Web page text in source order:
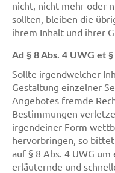
nicht, nicht mehr oder
sollten, bleiben die
ihrem Inhalt und ihrer
Ad § 8 Abs. 4 UWG et
Sollte irgendwelcher
Gestaltung einzelner
Angebotes fremde
Bestimmungen
irgendeiner Form
hervorbringen, so
auf § 8 Abs. 4 UWG
erläuternde und